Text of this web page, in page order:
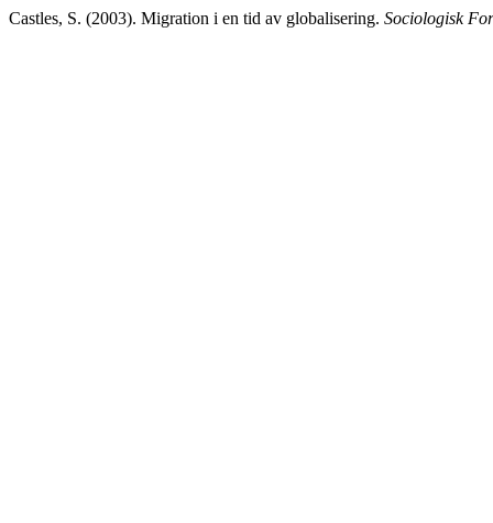
Castles, S. (2003). Migration i en tid av globalisering. Sociologisk